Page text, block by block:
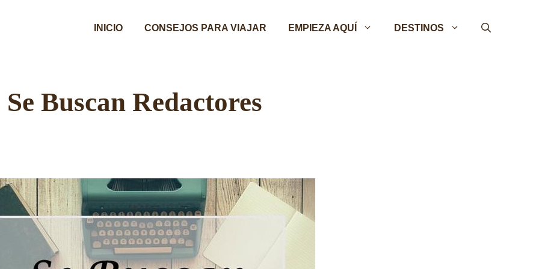
INICIO CONSEJOS PARA VIAJAR EMPIEZA AQUÍ DESTINOS
Se Buscan Redactores